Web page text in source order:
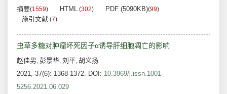
摘要(1559) HTML (302) PDF (5090KB)(99)
施引文献 (7)
虫草多糖对肿瘤坏死因子α诱导肝细胞凋亡的影响
赵佳男, 彭景华, 刘平, 胡义扬
2021, 37(6): 1368-1372. DOI: 10.3969/j.issn.1001-
5256.2021.06.029